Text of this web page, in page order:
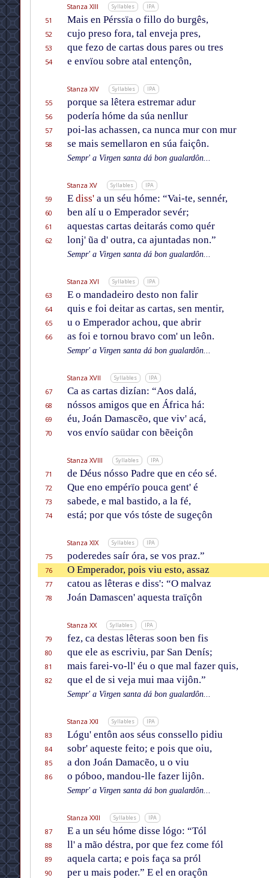
Stanza XIII Syllables IPA
51 Mais en Pérssïa o fillo do burgês,
52
cujo preso fora, tal enveja pres,
53
que fezo de cartas dous pares ou tres
54
e envïou sobre atal entençôn,
Stanza XIV Syllables IPA
55 porque sa lêtera estremar adur
56
podería hóme da súa nenllur
57
poi-las achassen, ca nunca mur con mur
58
se mais semellaron en súa faiçôn.
Sempr' a Virgen santa dá bon gualardôn...
Stanza XV Syllables IPA
59 E diss'a un séu hóme: “Vai-te, sennér,
60
ben alí u o Emperador sevér;
61
aquestas cartas deitarás como quér
62
lonj' ũa d' outra, ca ajuntadas non.”
Sempr' a Virgen santa dá bon gualardôn...
Stanza XVI Syllables IPA
63 E o mandadeiro desto non falir
64
quis e foi deitar as cartas, sen mentir,
65
u o Emperador achou, que abrir
66
as foi e tornou bravo com' un leôn.
Sempr' a Virgen santa dá bon gualardôn...
Stanza XVII Syllables IPA
67 Ca as cartas dizían: “Aos dalá,
68
nóssos amigos que en África há:
69
éu, Joán Damascẽo, que viv' acá,
70
vos envío saüdar con bẽeiçôn
Stanza XVIII Syllables IPA
71 de Déus nósso Padre que en céo sé.
72
Que eno empérïo pouca gent' é
73
sabede, e mal bastido, a la fé,
74
está; por que vós tóste de sugeçôn
Stanza XIX Syllables IPA
75 poderedes saír óra, se vos praz.”
76
O Emperador, pois viu esto, assaz
77
catou as lêteras e diss': “O malvaz
78
Joán Damascen' aquesta traïçôn
Stanza XX Syllables IPA
79 fez, ca destas lêteras soon ben fis
80
que ele as escriviu, par San Denís;
81
mais farei-vo-ll' éu o que mal fazer quis,
82
que el de si veja mui maa vijôn.”
Sempr' a Virgen santa dá bon gualardôn...
Stanza XXI Syllables IPA
83 Lógu' entôn aos séus conssello pidiu
84
sobr' aqueste feito; e pois que oiu,
85
a don Joán Damacẽo, u o viu
86
o póboo, mandou-lle fazer lijôn.
Sempr' a Virgen santa dá bon gualardôn...
Stanza XXII Syllables IPA
87 E a un séu hóme disse lógo: “Tól
88
ll' a mão déstra, por que fez come fól
89
aquela carta; e pois faça sa pról
90
per u mais poder.” E el en oraçôn